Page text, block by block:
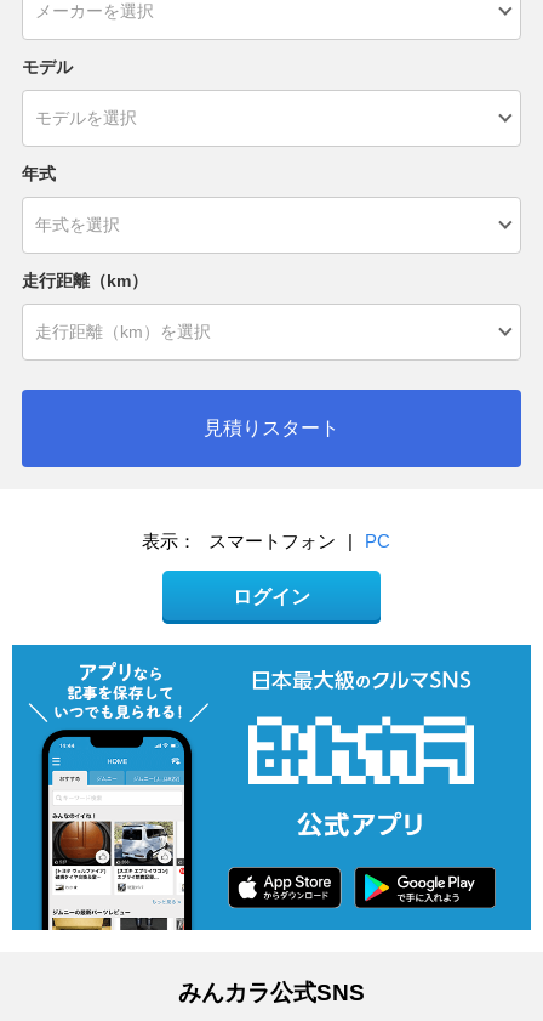
モデル
年式
走行距離（km）
見積りスタート
表示： スマートフォン | PC
ログイン
みんカラ公式SNS